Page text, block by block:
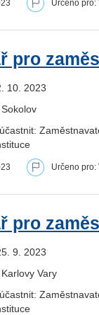
Určeno pro:
pro
10. 2023
Určeno pro:
pro
9. 2023
Vary